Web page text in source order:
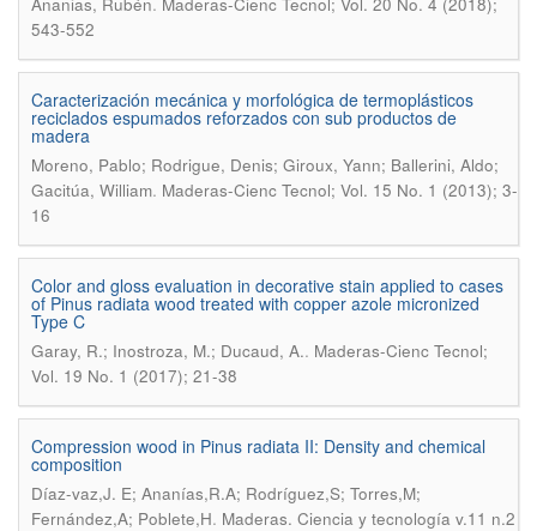
543-552
Caracterización mecánica y morfológica de termoplásticos
reciclados espumados reforzados con sub productos de
madera
Moreno, Pablo; Rodrigue, Denis; Giroux, Yann; Ballerini, Aldo;
Gacitúa, William. Maderas-Cienc Tecnol; Vol. 15 No. 1 (2013); 3-
16
Color and gloss evaluation in decorative stain applied to cases
of Pinus radiata wood treated with copper azole micronized
Type C
Garay, R.; Inostroza, M.; Ducaud, A.. Maderas-Cienc Tecnol;
Vol. 19 No. 1 (2017); 21-38
Compression wood in Pinus radiata II: Density and chemical
composition
Díaz-vaz,J. E; Ananías,R.A; Rodríguez,S; Torres,M;
Fernández,A; Poblete,H. Maderas. Ciencia y tecnología v.11 n.2